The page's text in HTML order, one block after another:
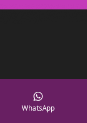
WhatsApp